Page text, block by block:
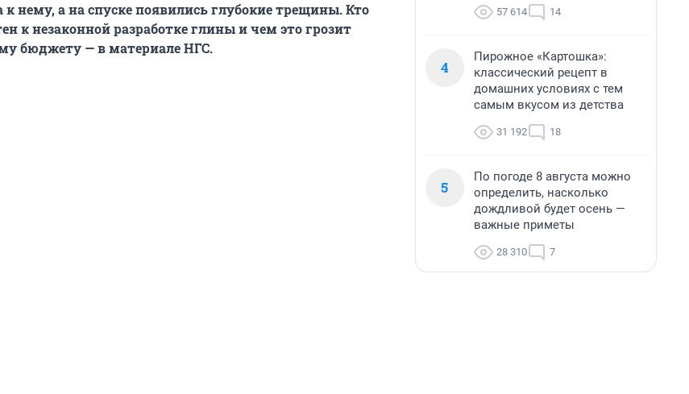
к нему, а на спуске появились глубокие трещины. Кто
к незаконной разработке глины и чем это грозит
бюджету — в материале НГС.
57 614 14
4
Пирожное «Картошка»:
классический рецепт в
домашних условиях с тем
самым вкусом из детства
31 192 18
5
По погоде 8 августа можно
определить, насколько
дождливой будет осень —
важные приметы
28 310 7